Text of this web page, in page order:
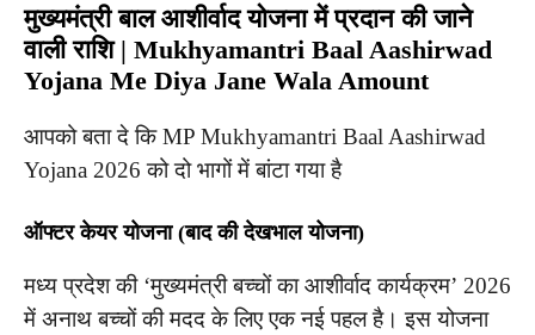
मुख्यमंत्री बाल आशीर्वाद योजना में प्रदान की जाने
वाली राशि | Mukhyamantri Baal Aashirwad
Yojana Me Diya Jane Wala Amount
आपको बता दे कि MP Mukhyamantri Baal Aashirwad
Yojana 2026 को दो भागों में बांटा गया है
ऑफ्टर केयर योजना (बाद की देखभाल योजना)
मध्य प्रदेश की ‘मुख्यमंत्री बच्चों का आशीर्वाद कार्यक्रम’ 2026
में अनाथ बच्चों की मदद के लिए एक नई पहल है। इस योजना